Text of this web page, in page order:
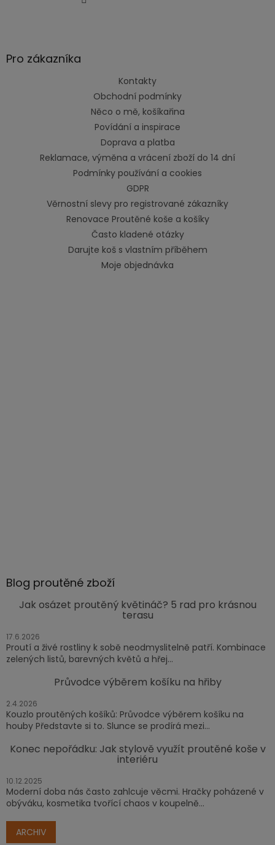
Pro zákazníka
Kontakty
Obchodní podmínky
Něco o mě, košíkařina
Povídání a inspirace
Doprava a platba
Reklamace, výměna a vrácení zboží do 14 dní
Podmínky používání a cookies
GDPR
Věrnostní slevy pro registrované zákazníky
Renovace Proutěné koše a košíky
Často kladené otázky
Darujte koš s vlastním příběhem
Moje objednávka
Blog proutěné zboží
Jak osázet proutěný květináč? 5 rad pro krásnou
terasu
17.6.2026
Proutí a živé rostliny k sobě neodmyslitelně patří. Kombinace
zelených listů, barevných květů a hřej...
Průvodce výběrem košíku na hřiby
2.4.2026
Kouzlo proutěných košíků: Průvodce výběrem košíku na
houby Představte si to. Slunce se prodírá mezi...
Konec nepořádku: Jak stylově využít proutěné koše v
interiéru
10.12.2025
Moderní doba nás často zahlcuje věcmi. Hračky poházené v
obýváku, kosmetika tvořící chaos v koupelně...
ARCHIV